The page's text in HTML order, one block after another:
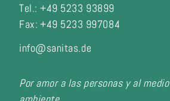
Tel.: +49 5233 93899
Fax: +49 5233 997084
info@sanitas.de
Por amor a las personas y al medio